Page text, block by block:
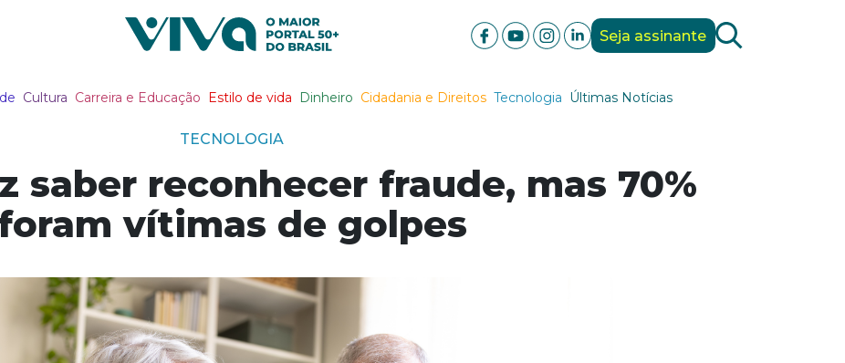
Seja assinante
Cultura Carreira e Educação Estilo de vida Dinheiro Cidadania e Direitos Tecnologia Últimas Notícias
TECNOLOGIA
saber reconhecer fraude, mas 70%
vítimas de golpes